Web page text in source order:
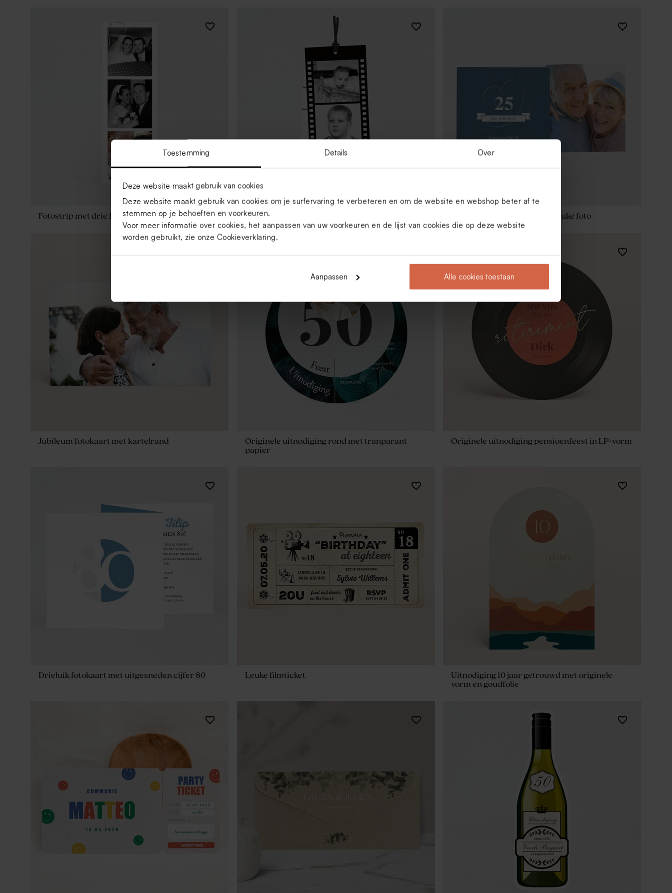
Toestemming Details Over
Deze website maakt gebruik van cookies
Deze website maakt gebruik van cookies om je surfervaring te verbeteren en om de website en webshop beter af te
stemmen op je behoeften en voorkeuren.
Voor meer informatie over cookies, het aanpassen van uw voorkeuren en de lijst van cookies die op deze website
worden gebruikt, zie onze Cookieverklaring.
Aanpassen Alle cookies toestaan
Fotostrip met drie foto's en kartelrand Fotofilm labels in zwart en wit! Feestelijke uitnodiging met leuke foto
Jubileum fotokaart met kartelrand
Originele uitnodiging rond met tranparant
papier
Originele uitnodiging pensioenfeest in LP-vorm
Drieluik fotokaart met uitgesneden cijfer 80 Leuke filmticket
Uitnodiging 10 jaar getrouwd met originele
vorm en goudfolie